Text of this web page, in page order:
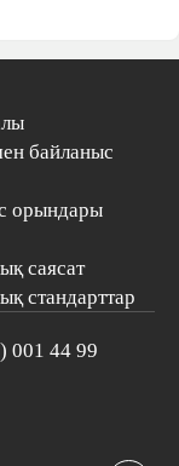
байланыс
орындары
саясат
стандарттар
001 44 99